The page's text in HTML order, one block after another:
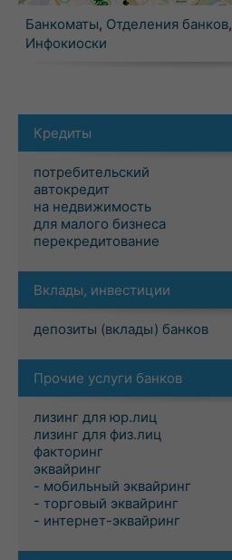
Банкоматы, Отделения банков,
Инфокиоски
Кредиты
потребительский
автокредит
на недвижимость
для малого бизнеса
перекредитование
Вклады, инвестиции
депозиты (вклады) банков
Прочие услуги банков
лизинг для юр.лиц
лизинг для физ.лиц
факторинг
эквайринг
- мобильный эквайринг
- торговый эквайринг
- интернет-эквайринг